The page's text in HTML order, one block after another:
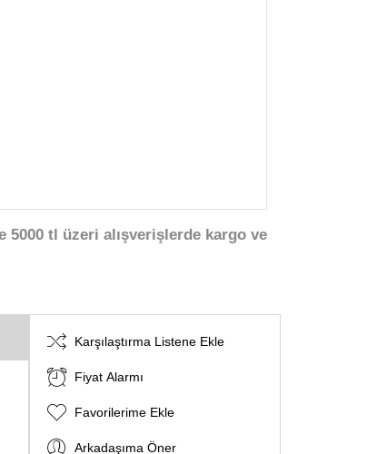
tl üzeri alışverişlerde kargo ve
Karşılaştırma Listene Ekle
Fiyat Alarmı
Favorilerime Ekle
Arkadaşıma Öner